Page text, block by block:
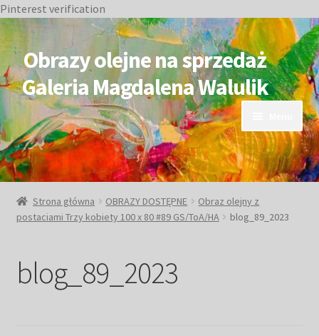
Pinterest verification
do
nawigacji
do
treści
Obrazy olejne na sprzedaż
Galeria Magdalena Walulik
OBRAZY DOSTĘPNE
Duże obrazy
Małe obrazy
Strona główna OBRAZY DOSTĘPNE
Obraz olejny z
postaciami Trzy kobiety 100 x 80 #89 GS/ToA/HA
blog_89_2023
blog_89_2023